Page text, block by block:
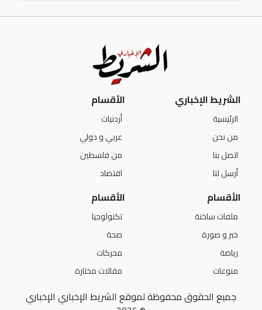
الشريط الإخباري
الرئيسية
من نحن
اتصل بنا
أرسل لنا
الأقسام
أردنيات
عربي و دولي
من فلسطين
اقتصاد
الأقسام
ملفات ساخنة
خبر و صورة
رياضة
منوعات
الأقسام
تكنولوجيا
صحة
محركات
مقالات مختارة
جميع الحقوق محفوظة لموقع الشريط الإخباري الإخباري